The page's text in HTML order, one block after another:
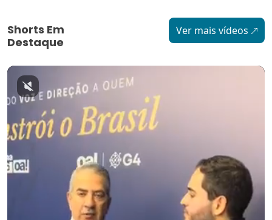
Shorts Em
Destaque
Ver mais vídeos